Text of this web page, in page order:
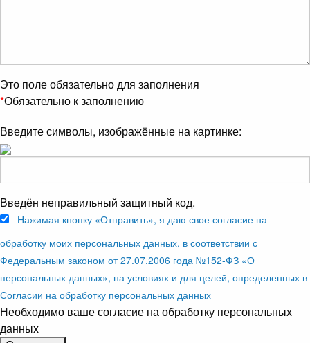
Это поле обязательно для заполнения
*Обязательно к заполнению
Введите символы, изображённые на картинке:
Введён неправильный защитный код.
Нажимая кнопку «Отправить», я даю свое согласие на
обработку моих персональных данных, в соответствии с
Федеральным законом от 27.07.2006 года №152-ФЗ «О
персональных данных», на условиях и для целей, определенных в
Согласии на обработку персональных данных
Необходимо ваше согласие на обработку персональных
данных